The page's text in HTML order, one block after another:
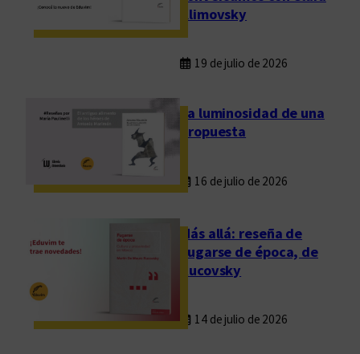
Klimovsky
19 de julio de 2026
La luminosidad de una
propuesta
16 de julio de 2026
Más allá: reseña de
Fugarse de época, de
Rucovsky
14 de julio de 2026